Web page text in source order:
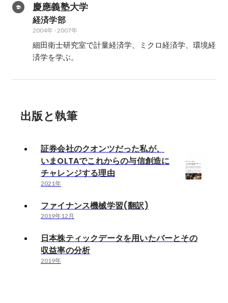
慶應義塾大学
経済学部
2004年-2007年
細田衛士研究室で計量経済学、ミクロ経済学、環境経
済学を学ぶ。
出版と執筆
証券会社のクオンツだった私が、
いまOLTAでこれからの与信創造に
チャレンジする理由
2021年
ファイナンス機械学習(翻訳)
2019年12月
日本株ティックデータを用いたバーとその
収益率の分析
2019年